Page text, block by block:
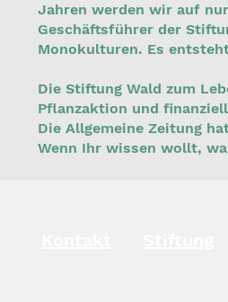
Jahren werden wir auf
Geschäftsführer der
Monokulturen. Es
Die Stiftung Wald zum
Pflanzaktion und
Die Allgemeine Zeitung
Wenn Ihr wissen wollt,